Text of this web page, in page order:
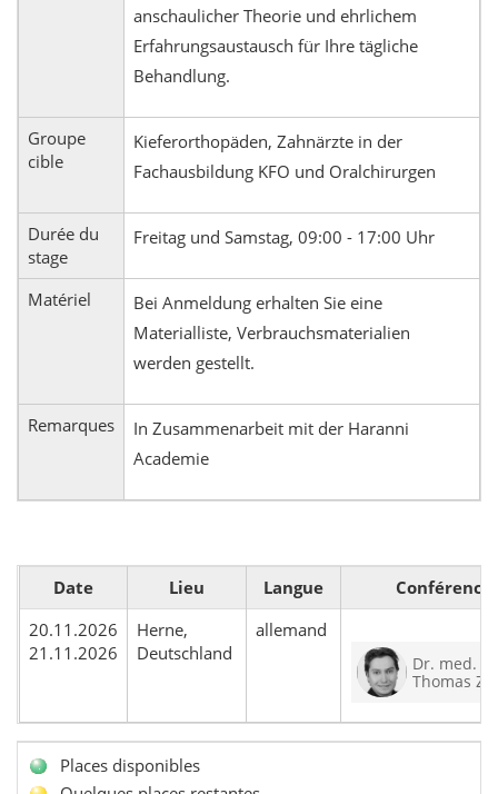
anschaulicher Theorie und ehrlichem
Erfahrungsaustausch für Ihre tägliche
Behandlung.
Groupe
cible
Kieferorthopäden, Zahnärzte in der
Fachausbildung KFO und Oralchirurgen
Durée du
stage
Freitag und Samstag, 09:00 - 17:00 Uhr
Matériel
Bei Anmeldung erhalten Sie eine
Materialliste, Verbrauchsmaterialien
werden gestellt.
Remarques
In Zusammenarbeit mit der Haranni
Academie
Date Lieu Langue
20.11.2026
21.11.2026
Herne,
Deutschland
allemand
Dr. med.
Thomas
Places disponibles